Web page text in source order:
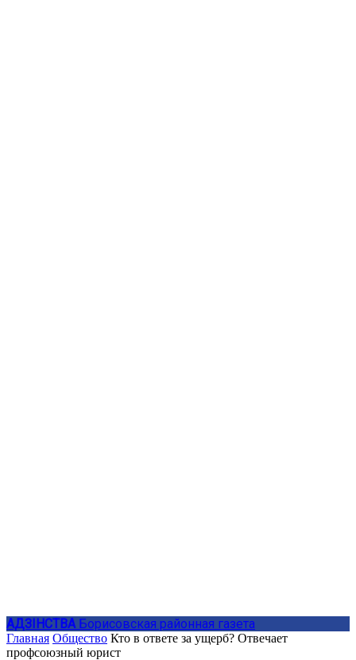
АДЗIНСТВА Борисовская районная газета
Главная Общество Кто в ответе за ущерб? Отвечает
профсоюзный юрист